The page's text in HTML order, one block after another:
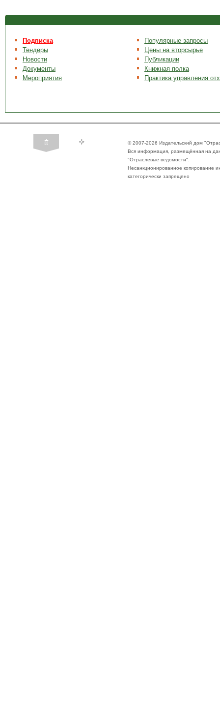
Подписка
Тендеры
Новости
Документы
Мероприятия
Популярные запросы
Цены на вторсырье
Публикации
Книжная полка
Практика управления
© 2007-2026 Издательский дом
Вся информация, размещённая на
"Отраслевые ведомости".
Несанкционированное копирование
категорически запрещено